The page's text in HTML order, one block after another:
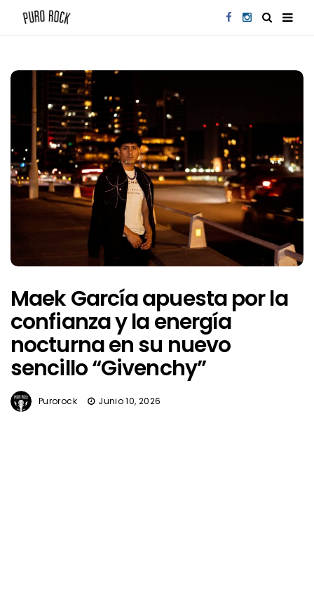
Maek García apuesta por la
confianza y la energía
nocturna en su nuevo
sencillo “Givenchy”
Purorock Junio 10, 2026